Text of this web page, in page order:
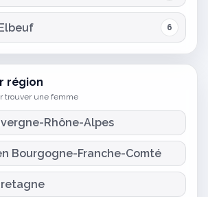
6
région
trouver une femme
Rhône-Alpes
Bourgogne-Franche-Comté